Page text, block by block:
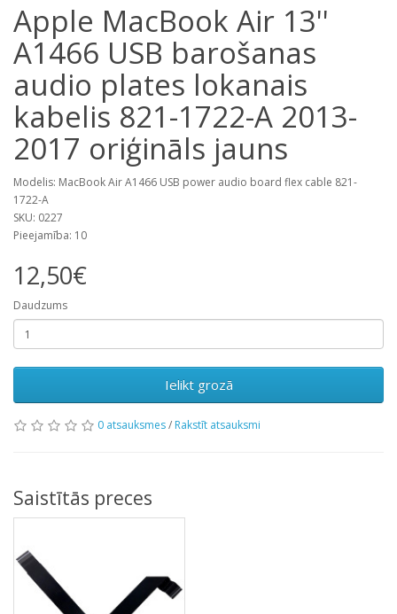
Apple MacBook Air 13''
A1466 USB barošanas
audio plates lokanais
kabelis 821-1722-A 2013-
2017 oriģināls jauns
Modelis: MacBook Air A1466 USB power audio board flex cable 821-
1722-A
SKU: 0227
Pieejamība: 10
12,50€
Daudzums
Ielikt grozā
0 atsauksmes/ Rakstīt atsauksmi
Saistītās preces